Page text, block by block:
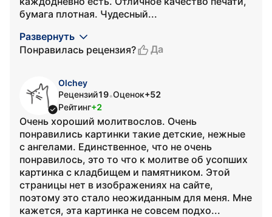
бумага плотная. Чудесный...
Развернуть
Понравилась рецензия?
Да
Olchey
Рецензий19•Оценок+52
Рейтинг+2
Очень хороший молитвослов. Очень
понравились картинки такие детские, нежные
с ангелами. Единственное, что не очень
понравилось, это то что к молитве об усопших
картинка с кладбищем и памятником. Этой
страницы нет в изображениях на сайте,
поэтому это стало неожиданным для меня. Мне
кажется, эта картинка не совсем подхо...